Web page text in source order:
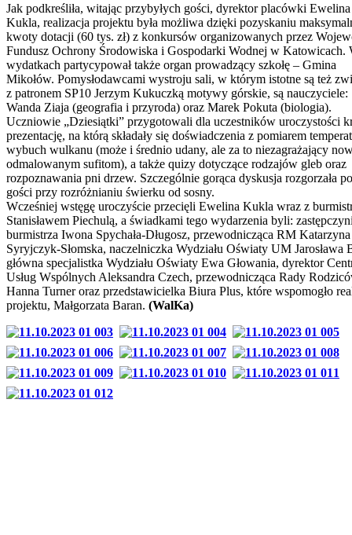
Jak podkreśliła, witając przybyłych gości, dyrektor placówki Ewelina
Kukla, realizacja projektu była możliwa dzięki pozyskaniu
kwoty dotacji (60 tys. zł) z konkursów organizowanych przez
Fundusz Ochrony Środowiska i Gospodarki Wodnej w Katowicach.
wydatkach partycypował także organ prowadzący szkołę – Gmina
Mikołów. Pomysłodawcami wystroju sali, w którym istotne są też
z patronem SP10 Jerzym Kukuczką motywy górskie, są nauczyciele:
Wanda Ziaja (geografia i przyroda) oraz Marek Pokuta (biologia).
Uczniowie „Dziesiątki” przygotowali dla uczestników uroczystości
prezentację, na którą składały się doświadczenia z pomiarem
wybuch wulkanu (może i średnio udany, ale za to niezagrażający
odmalowanym sufitom), a także quizy dotyczące rodzajów gleb oraz
rozpoznawania pni drzew. Szczególnie gorąca dyskusja rozgorzała
gości przy rozróżnianiu świerku od sosny.
Wcześniej wstęgę uroczyście przecięli Ewelina Kukla wraz z
Stanisławem Piechulą, a świadkami tego wydarzenia byli:
burmistrza Iwona Spychała-Długosz, przewodnicząca RM Katarzyna
Syryjczyk-Słomska, naczelniczka Wydziału Oświaty UM Jarosława
główna specjalistka Wydziału Oświaty Ewa Głowania, dyrektor
Usług Wspólnych Aleksandra Czech, przewodnicząca Rady
Hanna Turner oraz przedstawicielka Biura Plus, które wspomogło
projektu, Małgorzata Baran. (WalKa)